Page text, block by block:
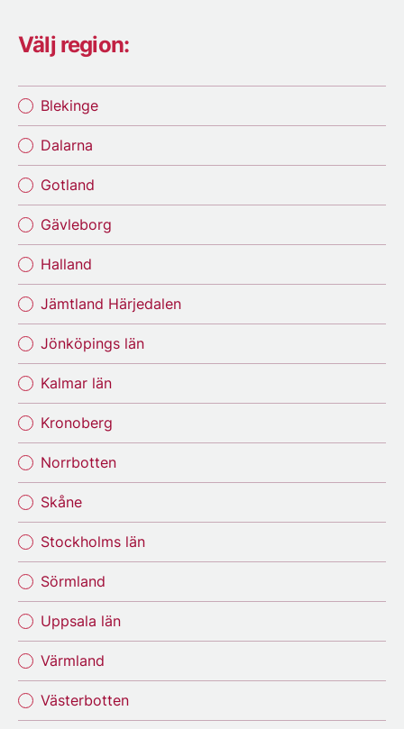
Välj region:
Blekinge
Dalarna
Gotland
Gävleborg
Halland
Jämtland Härjedalen
Jönköpings län
Kalmar län
Kronoberg
Norrbotten
Skåne
Stockholms län
Sörmland
Uppsala län
Värmland
Västerbotten